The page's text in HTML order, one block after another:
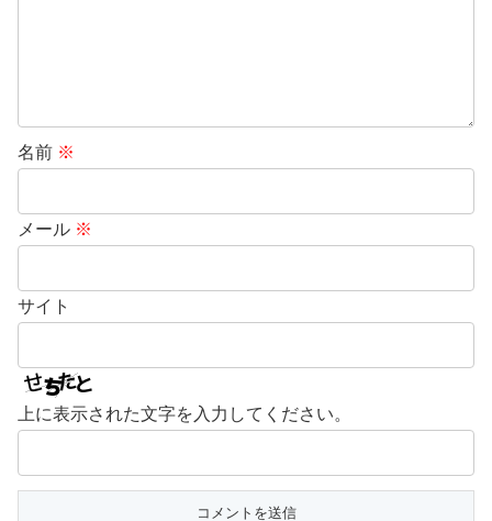
名前 ※
メール ※
サイト
上に表示された文字を入力してください。